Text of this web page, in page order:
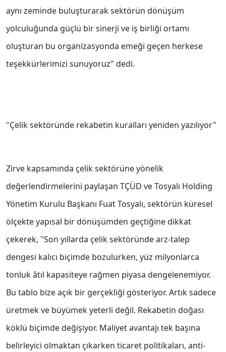
aynı zeminde buluşturarak sektörün dönüşüm
yolculuğunda güçlü bir sinerji ve iş birliği ortamı
oluşturan bu organizasyonda emeği geçen herkese
teşekkürlerimizi sunuyoruz" dedi.
"Çelik sektöründe rekabetin kuralları yeniden yazılıyor"
Zirve kapsamında çelik sektörüne yönelik
değerlendirmelerini paylaşan TÇÜD ve Tosyalı Holding
Yönetim Kurulu Başkanı Fuat Tosyalı, sektörün küresel
ölçekte yapısal bir dönüşümden geçtiğine dikkat
çekerek, "Son yıllarda çelik sektöründe arz-talep
dengesi kalıcı biçimde bozulurken, yüz milyonlarca
tonluk âtıl kapasiteye rağmen piyasa dengelenemiyor.
Bu tablo bize açık bir gerçekliği gösteriyor. Artık sadece
üretmek ve büyümek yeterli değil. Rekabetin doğası
köklü biçimde değişiyor. Maliyet avantajı tek başına
belirleyici olmaktan çıkarken ticaret politikaları, anti-